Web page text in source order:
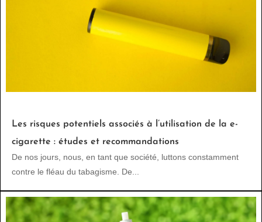
Les risques potentiels associés à l’utilisation de la e-
cigarette : études et recommandations
De nos jours, nous, en tant que société, luttons constamment
contre le fléau du tabagisme. De...